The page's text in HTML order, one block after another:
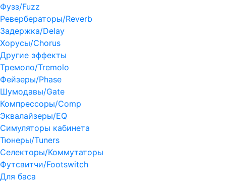
Фузз/Fuzz
Ревербераторы/Reverb
Задержка/Delay
Хорусы/Chorus
Другие эффекты
Тремоло/Tremolo
Фейзеры/Phase
Шумодавы/Gate
Компрессоры/Comp
Эквалайзеры/EQ
Симуляторы кабинета
Тюнеры/Tuners
Селекторы/Коммутаторы
Футсвитчи/Footswitch
Для баса